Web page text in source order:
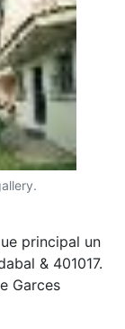
principal un
& 401017.
Garces